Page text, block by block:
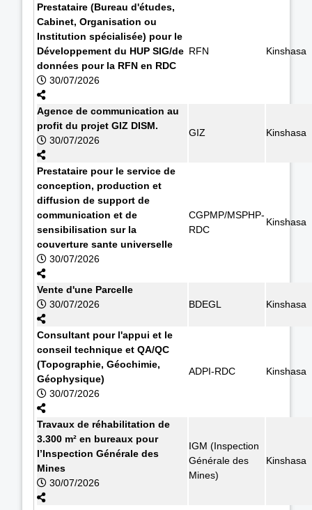
Prestataire (Bureau d'études,
Cabinet, Organisation ou
Institution spécialisée) pour le
Développement du HUP SIG/de
données pour la RFN en RDC
30/07/2026
RFN Kinshasa
Agence de communication au
profit du projet GIZ DISM.
30/07/2026
GIZ Kinshasa
Prestataire pour le service de
conception, production et
diffusion de support de
communication et de
sensibilisation sur la
couverture sante universelle
30/07/2026
CGPMP/MSPHP-
RDC
Kinshasa
Vente d'une Parcelle
30/07/2026
BDEGL Kinshasa
Consultant pour l'appui et le
conseil technique et QA/QC
(Topographie, Géochimie,
Géophysique)
30/07/2026
ADPI-RDC Kinshasa
Travaux de réhabilitation de
3.300 m² en bureaux pour
l’Inspection Générale des
Mines
30/07/2026
IGM (Inspection
Générale des
Mines)
Kinshasa